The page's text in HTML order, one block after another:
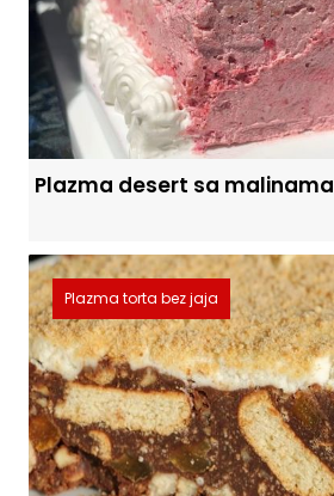
Plazma desert sa malinama
Plazma torta bez jaja